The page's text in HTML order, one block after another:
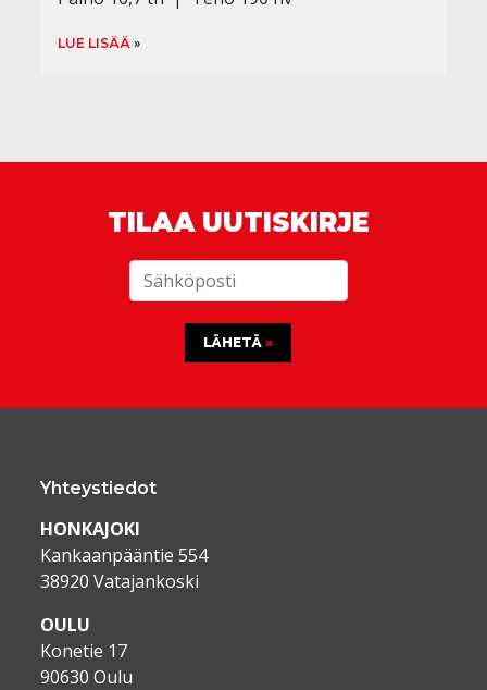
LUE LISÄÄ
TILAA UUTISKIRJE
LÄHETÄ
Yhteystiedot
HONKAJOKI
Kankaanpääntie 554
38920 Vatajankoski
OULU
Konetie 17
90630 Oulu